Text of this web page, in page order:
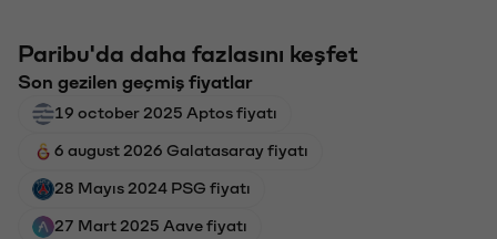
Paribu'da daha fazlasını keşfet
Son gezilen geçmiş fiyatlar
19 october 2025 Aptos fiyatı
6 august 2026 Galatasaray fiyatı
28 Mayıs 2024 PSG fiyatı
27 Mart 2025 Aave fiyatı